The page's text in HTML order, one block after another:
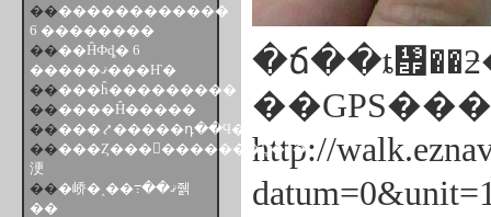
http://
��������������
6 ��������
����ĤФȡ� 6
�����ޤ���Ҥ�
�����ĥ���������
������Ĥ�����
�����⤤�����դ��Ϥ�
�����Ȥ���󥱥�������Ų�ƻ�
浭
���峤�˰��߹��ޤ줽
��